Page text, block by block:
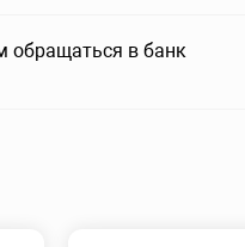
обращаться в банк